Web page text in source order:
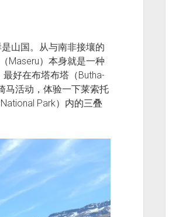
山国。从与南非接壤的
Maseru）本身就是一种
好在布塔布塔（Butha-
马活动，体验一下莱索托
Park）内的三叠